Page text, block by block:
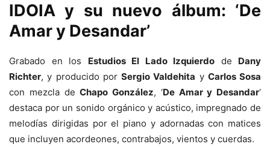
IDOIA y su nuevo álbum: ‘De
Amar y Desandar’
Grabado en los Estudios El Lado Izquierdo de Dany
Richter, y producido por Sergio Valdehita y Carlos Sosa
con mezcla deChapo González, ‘De Amar y Desandar‘
destaca por un sonido orgánico y acústico, impregnado de
melodías dirigidas por el piano y adornadas con matices
que incluyen acordeones, contrabajos, vientos y cuerdas.